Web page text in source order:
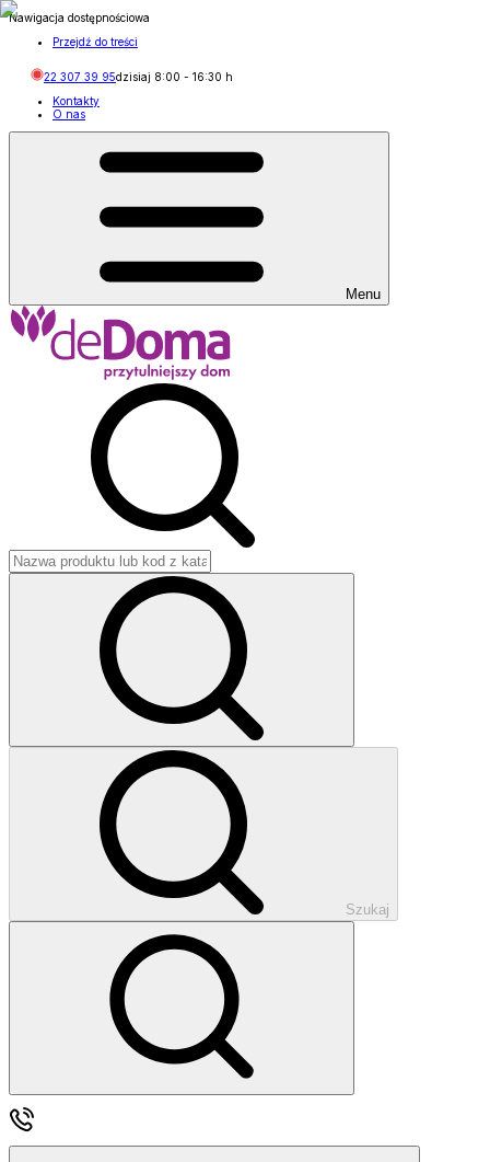
Nawigacja dostępnościowa
Przejdź do treści
22 307 39 95dzisiaj 8:00 - 16:30 h
Kontakty
O nas
Menu
Szukaj